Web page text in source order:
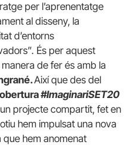
per l’aprenentatge
al disseny, la
d’entorns
. És per aquest
de fer és amb la
Així que des del
#ImaginariSET20
projecte compartit, fet en
hem impulsat una nova
hem anomenat